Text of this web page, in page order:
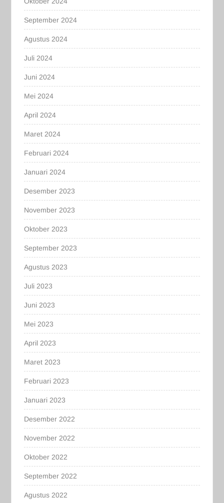
September 2024
Agustus 2024
Juli 2024
Juni 2024
Mei 2024
April 2024
Maret 2024
Februari 2024
Januari 2024
Desember 2023
November 2023
Oktober 2023
September 2023
Agustus 2023
Juli 2023
Juni 2023
Mei 2023
April 2023
Maret 2023
Februari 2023
Januari 2023
Desember 2022
November 2022
Oktober 2022
September 2022
Agustus 2022